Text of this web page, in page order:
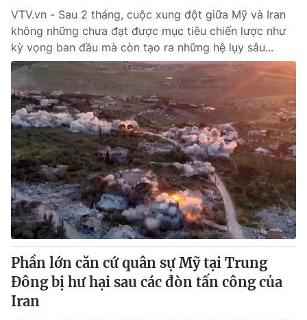
VTV.vn - Sau 2 tháng, cuộc xung đột giữa Mỹ và Iran
không những chưa đạt được mục tiêu chiến lược như
kỳ vọng ban đầu mà còn tạo ra những hệ lụy sâu...
Phần lớn căn cứ quân sự Mỹ tại Trung
Đông bị hư hại sau các đòn tấn công của
Iran